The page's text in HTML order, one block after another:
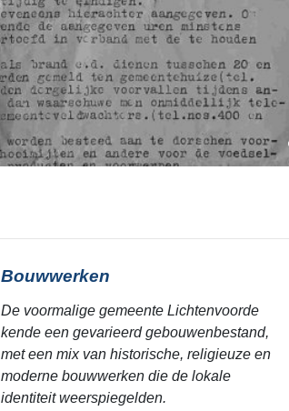
Bouwwerken
De voormalige gemeente Lichtenvoorde
kende een gevarieerd gebouwenbestand,
met een mix van historische, religieuze en
moderne bouwwerken die de lokale
identiteit weerspiegelden.